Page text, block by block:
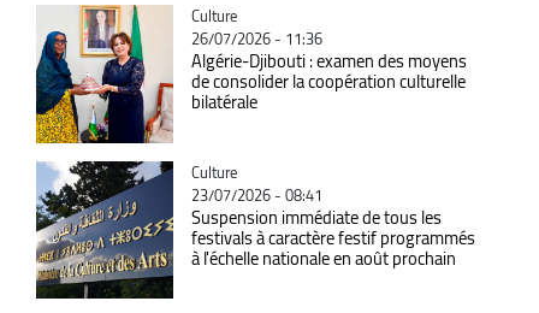
Catégorie
Culture
26/07/2026 - 11:36
Algérie-Djibouti : examen des moyens
de consolider la coopération culturelle
bilatérale
Catégorie
Culture
23/07/2026 - 08:41
Suspension immédiate de tous les
festivals à caractère festif programmés
à l'échelle nationale en août prochain